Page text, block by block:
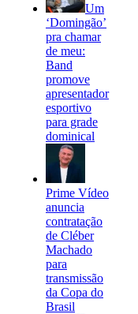
Um
‘Domingão’
pra chamar
de meu:
Band
promove
apresentador
esportivo
para grade
dominical
Prime Vídeo
anuncia
contratação
de Cléber
Machado
para
transmissão
da Copa do
Brasil